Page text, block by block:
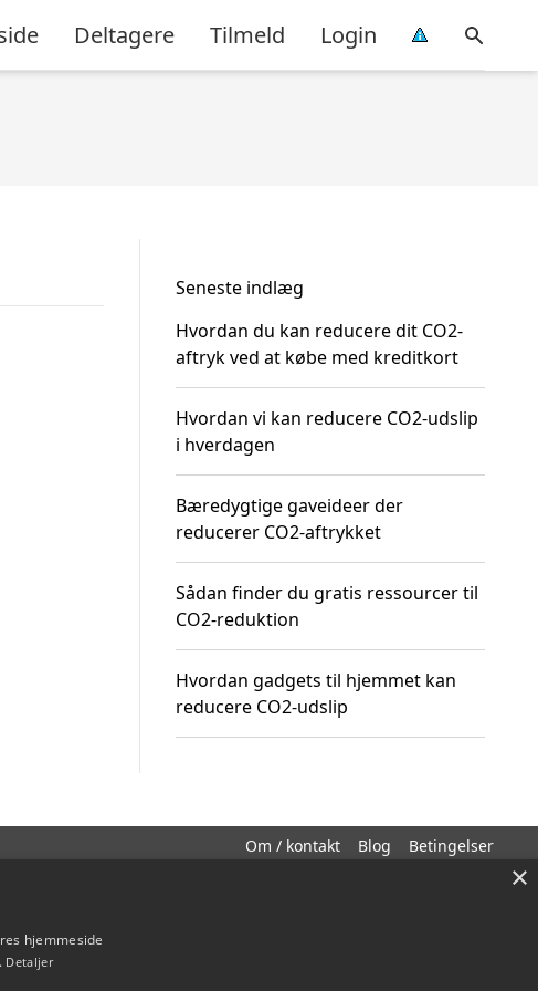
Deltagere Tilmeld Login
Seneste indlæg
Hvordan du kan reducere dit CO2-
aftryk ved at købe med kreditkort
Hvordan vi kan reducere CO2-udslip
i hverdagen
Bæredygtige gaveideer der
reducerer CO2-aftrykket
Sådan finder du gratis ressourcer til
CO2-reduktion
Hvordan gadgets til hjemmet kan
reducere CO2-udslip
Om / kontakt Blog Betingelser
×
hjemmeside
Detaljer